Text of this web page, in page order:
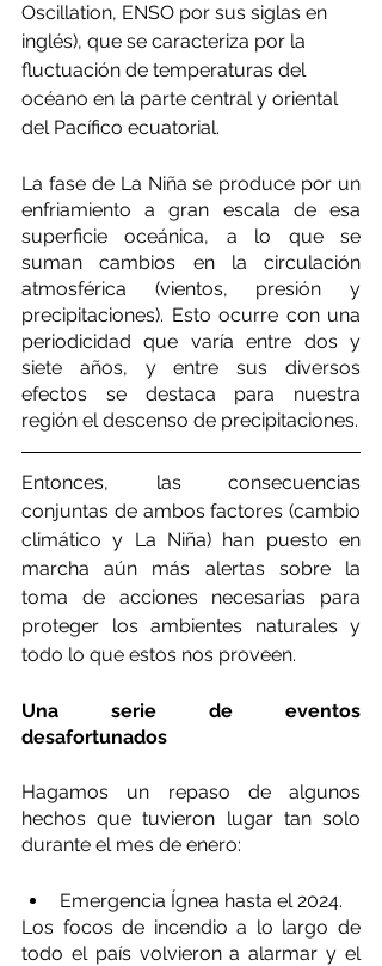
Oscillation, ENSO por sus siglas en
inglés), que se caracteriza por la
fluctuación de temperaturas del
océano en la parte central y oriental
del Pacífico ecuatorial.
La fase de La Niña se produce por un
enfriamiento a gran escala de esa
superficie oceánica, a lo que se
suman cambios en la circulación
atmosférica (vientos, presión y
precipitaciones). Esto ocurre con una
periodicidad que varía entre dos y
siete años, y entre sus diversos
efectos se destaca para nuestra
Entonces, las consecuencias
conjuntas de ambos factores (cambio
climático y La Niña) han puesto en
marcha aún más alertas sobre la
toma de acciones necesarias para
proteger los ambientes naturales y
todo lo que estos nos proveen.
Una serie de eventos
desafortunados
Hagamos un repaso de algunos
hechos que tuvieron lugar tan solo
durante el mes de enero:
Emergencia Ígnea hasta el 2024.
Los focos de incendio a lo largo de
todo el país volvieron a alarmar y el